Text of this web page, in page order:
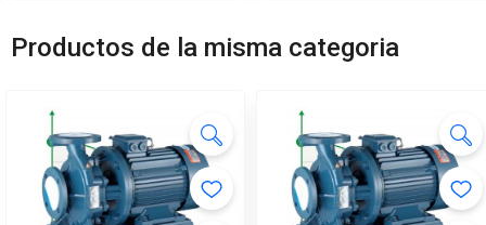
Productos de la misma categoria